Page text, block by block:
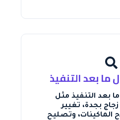
ما بعد التنفيذ
بعد التنفيذ مثل
بجدة، تغيير
الماكينات، وتصليح